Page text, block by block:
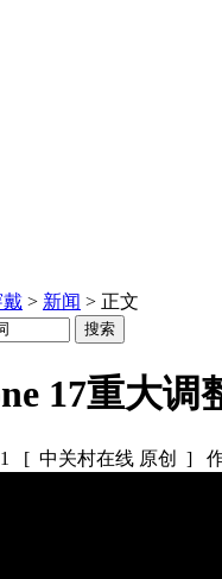
戴 > 新闻 > 正文
17重大
[ 中关村在线 原创 ]